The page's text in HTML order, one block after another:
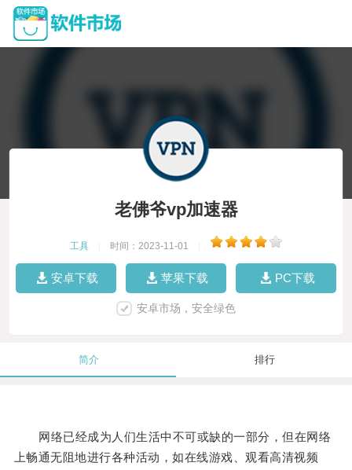
老佛爷vp加速器
工具 时间：2023-11-01
安卓下载 苹果下载 PC下载
安卓市场，安全绿色
简介 排行
网络已经成为人们生活中不可或缺的一部分，但在网络
上畅通无阻地进行各种活动，如在线游戏、观看高清视频